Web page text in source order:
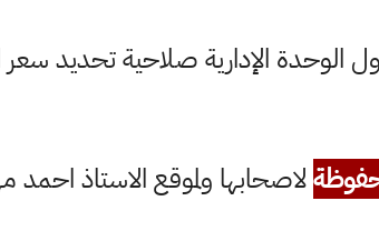
الوحدة الإدارية صلاحية تحديد سعر
لاصحابها ولموقع الاستاذ